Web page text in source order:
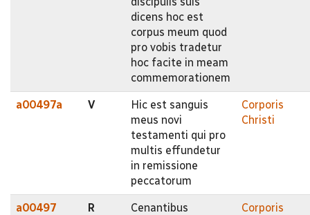
dicens hoc est
corpus meum quod
pro vobis tradetur
hoc facite in meam
commemorationem
a00497a V
Hic est sanguis
meus novi
testamenti qui pro
multis effundetur
in remissione
peccatorum
Corporis
Christi
a00497 R
Cenantibus
Corporis